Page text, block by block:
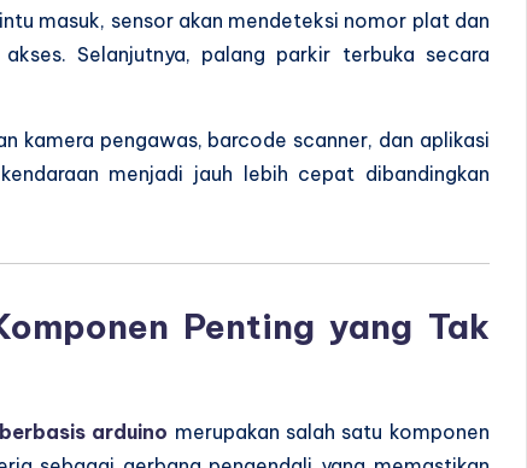
masuk, sensor akan mendeteksi nomor plat dan
Selanjutnya, palang parkir terbuka secara
kamera pengawas, barcode scanner, dan aplikasi
menjadi jauh lebih cepat dibandingkan
Penting yang Tak
arduino merupakan salah satu komponen